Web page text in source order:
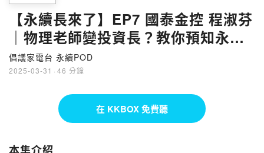
【永續長來了】EP7 國泰金控 程淑芬
｜物理老師變投資長？教你預知永續
趨勢！
倡議家電台 永續POD
2025-03-31 · 46 分鐘
在 KKBOX 免費聽